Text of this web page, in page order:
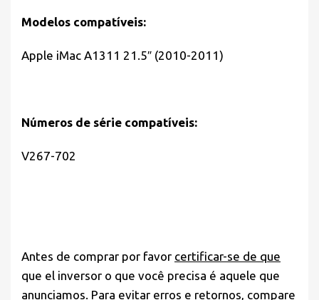
Modelos compatíveis:
Apple iMac A1311 21.5″ (2010-2011)
Números de série compatíveis:
V267-702
Antes de comprar por favor certificar-se de que
que el inversor o que você precisa é aquele que
anunciamos. Para evitar erros e retornos, compare